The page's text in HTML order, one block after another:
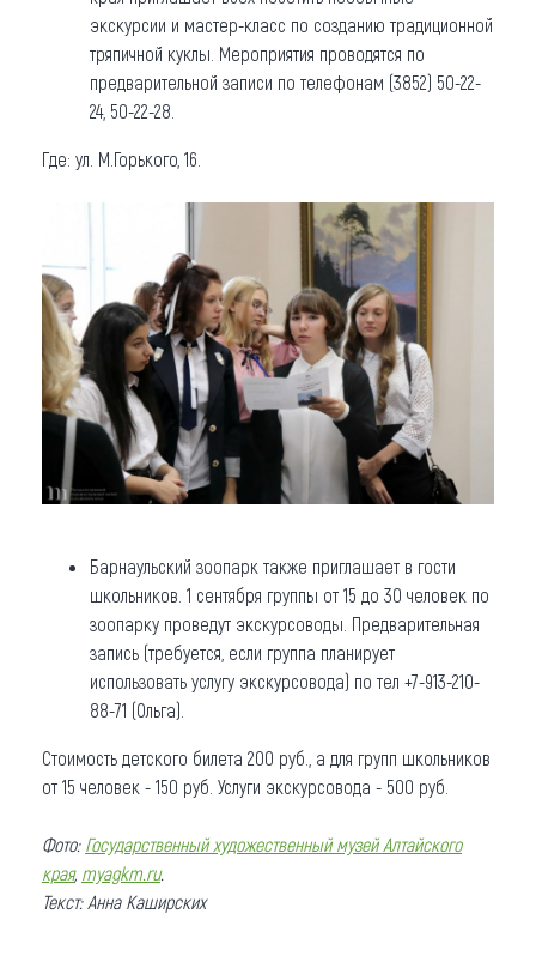
экскурсии и мастер-класс по созданию традиционной
тряпичной куклы. Мероприятия проводятся по
предварительной записи по телефонам (3852) 50-22-
24, 50-22-28.
Где: ул. М.Горького, 16.
Барнаульский зоопарк также приглашает в гости
школьников. 1 сентября группы от 15 до 30 человек по
зоопарку проведут экскурсоводы. Предварительная
запись (требуется, если группа планирует
использовать услугу экскурсовода) по тел +7-913-210-
88-71 (Ольга).
Стоимость детского билета 200 руб., а для групп школьников
от 15 человек - 150 руб. Услуги экскурсовода - 500 руб.
Фото: Государственный художественный музей Алтайского
края, myagkm.ru.
Текст: Анна Каширских